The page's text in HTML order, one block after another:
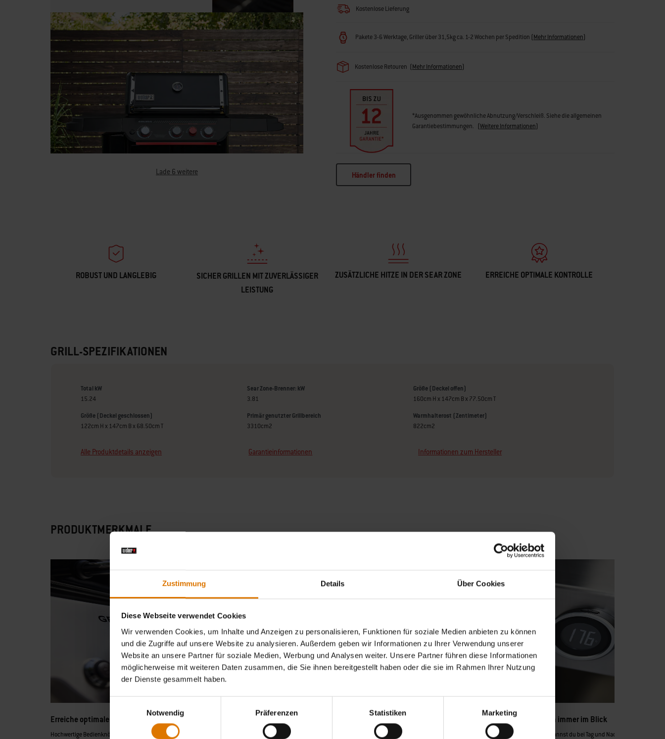
Zustimmung Details Über Cookies
Diese Webseite verwendet Cookies
Wir verwenden Cookies, um Inhalte und Anzeigen zu personalisieren, Funktionen für soziale Medien anbieten zu können
und die Zugriffe auf unsere Website zu analysieren. Außerdem geben wir Informationen zu Ihrer Verwendung unserer
Website an unsere Partner für soziale Medien, Werbung und Analysen weiter. Unsere Partner führen diese Informationen
möglicherweise mit weiteren Daten zusammen, die Sie ihnen bereitgestellt haben oder die sie im Rahmen Ihrer Nutzung
der Dienste gesammelt haben.
Einwilligungsauswahl
Notwendig
Präferenzen Statistiken Marketing
Lade 6 weitere
Kostenlose Lieferung
Pakete 3-6 Werktage, Griller über 31,5kg ca. 1-2 Wochen per Spedition (Mehr Informationen)
Kostenlose Retouren (Mehr Informationen)
*Ausgenommen gewöhnliche Abnutzung/Verschleiß. Siehe die allgemeinen
Garantiebestimmungen. (Weitere Informationen)
Händler finden
ROBUST UND LANGLEBIG
SICHER GRILLEN MIT ZUVERLÄSSIGER
LEISTUNG
ZUSÄTZLICHE HITZE IN DER SEAR ZONE ERREICHE OPTIMALE KONTROLLE
GRILL-SPEZIFIKATIONEN
Total kW
15.24
Sear Zone-Brenner: kW
3.81
Größe (Deckel offen)
160cm H x 147cm B x 77.50cm T
Größe (Deckel geschlossen)
122cm H x 147cm B x 68.50cm T
Primär genutzter Grillbereich
3310cm2
Warmhalterost (Zentimeter)
822cm2
Alle Produktdetails anzeigen Garantieinformationen Informationen zum Hersteller
PRODUKTMERKMALE
Erreiche optimale Kontrolle
Hochwertige Bedienknöpfe sind langlebig und bieten eine präzise Steuerung mit
Mit der extragroßen Sear Zone kannst du mehrere Steaks gleichzeitig grillen.
Präzise Grilltemperaturen immer im Blick
Mit dem digitalen Thermometer kannst du bei Tag und Nacht immer die